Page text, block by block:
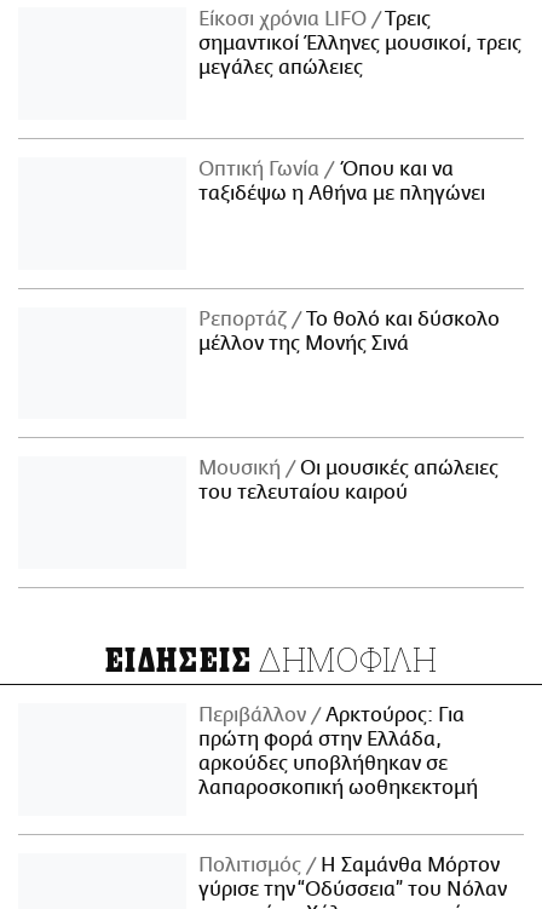
Είκοσι χρόνια LIFO
Tρεις
σημαντικοί Έλληνες μουσικοί, τρεις
μεγάλες απώλειες
Οπτική Γωνία
Όπου και να
ταξιδέψω η Αθήνα με πληγώνει
Ρεπορτάζ
Το θολό και δύσκολο
μέλλον της Μονής Σινά
Μουσική
Οι μουσικές απώλειες
του τελευταίου καιρού
ΕΙΔΗΣΕΙΣ ΔΗΜΟΦΙΛΗ
Περιβάλλον
Αρκτούρος: Για
πρώτη φορά στην Ελλάδα,
αρκούδες υποβλήθηκαν σε
λαπαροσκοπική ωοθηκεκτομή
Πολιτισμός
Η Σαμάνθα Μόρτον
γύρισε την “Οδύσσεια” του Νόλαν